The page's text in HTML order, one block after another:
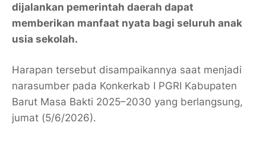
dijalankan pemerintah daerah dapat
memberikan manfaat nyata bagi seluruh anak
usia sekolah.
Harapan tersebut disampaikannya saat menjadi
narasumber pada Konkerkab I PGRI Kabupaten
Barut Masa Bakti 2025–2030 yang berlangsung,
jumat (5/6/2026).